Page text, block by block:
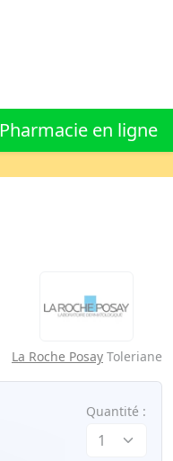
Pharmacie en ligne
La Roche Posay Toleriane
Quantité :